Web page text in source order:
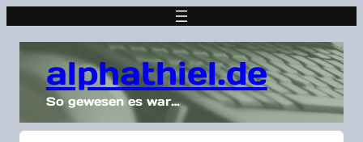
alphathiel.de
So gewesen es war…